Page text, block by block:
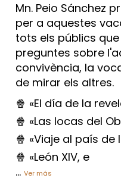
Mn. Peio Sánchez
per a aquestes
tots els públics
preguntes sobre
convivència, la
de mirar els altres.
🍿 «El día de la
🍿 «Las locas del
🍿 «Viaje al país de
🍿 «León XIV, e
... Ver más